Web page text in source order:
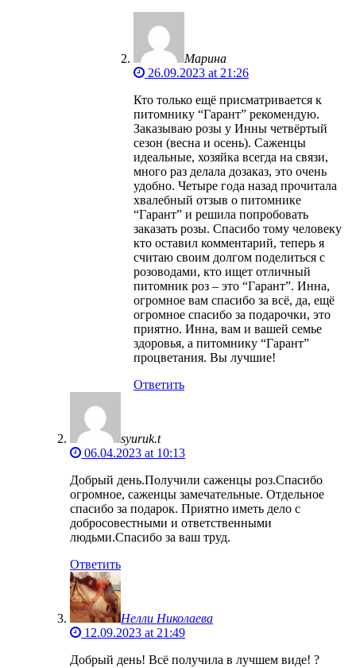
Марина
26.09.2023 at 21:26
Кто только ещё присматривается к
питомнику “Гарант” рекомендую.
Заказываю розы у Инны четвёртый
сезон (весна и осень). Саженцы
идеальные, хозяйка всегда на связи,
много раз делала дозаказ, это очень
удобно. Четыре года назад прочитала
хвалебный отзыв о питомнике
“Гарант” и решила попробовать
заказать розы. Спасибо тому человеку
кто оставил комментарий, теперь я
считаю своим долгом поделиться с
розоводами, кто ищет отличный
питомник роз – это “Гарант”. Инна,
огромное вам спасибо за всё, да, ещё
огромное спасибо за подарочки, это
приятно. Инна, вам и вашей семье
здоровья, а питомнику “Гарант”
процветания. Вы лучшие!
Ответить
syuruk.t
06.04.2023 at 10:13
Добрый день.Получили саженцы роз.Спасибо
огромное, саженцы замечательные. Отдельное
спасибо за подарок. Приятно иметь дело с
добросовестными и ответственными
людьми.Спасибо за ваш труд.
Ответить
Нелли Николаева
12.09.2023 at 21:49
Добрый день! Всë получила в лучшем виде! ?